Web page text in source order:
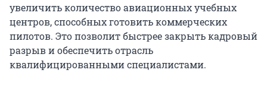
увеличить количество авиационных учебных
центров, способных готовить коммерческих
пилотов. Это позволит быстрее закрыть кадровый
разрыв и обеспечить отрасль
квалифицированными специалистами.